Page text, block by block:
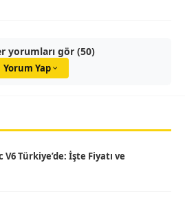
yorumları gör (50)
Yorum Yap
Türkiye’de: İşte Fiyatı ve